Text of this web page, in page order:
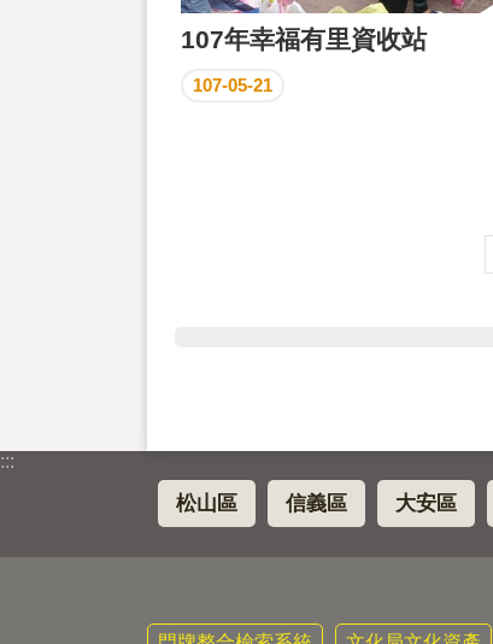
107年幸福有里資收站
107-05-21
:::
松山區 信義區 大安區